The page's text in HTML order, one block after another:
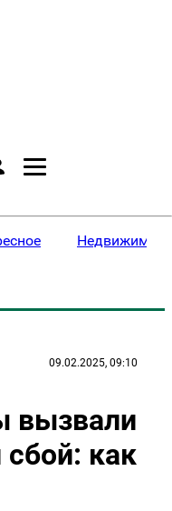
09.02.2025, 09:10
вызвали
как